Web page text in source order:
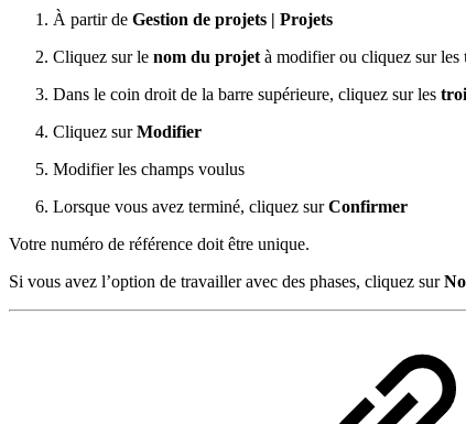
À partir de Gestion de projets | Projets
Cliquez sur le nom du projet à modifier ou cliquez sur les
Dans le coin droit de la barre supérieure, cliquez sur les
Cliquez surModifier
Modifier les champs voulus
Lorsque vous avez terminé, cliquez surConfirmer
Votre numéro de référence doit être unique.
Si vous avez l’option de travailler avec des phases, cliquez sur